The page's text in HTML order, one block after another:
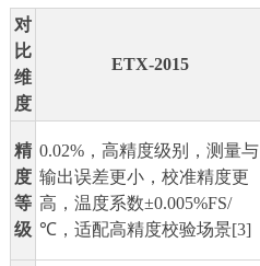
对
比
维
度
ETX-2015
精
度
等
级
0.02%，高精度级别，测量与
输出误差更小，校准精度更
高，温度系数±0.005%FS/
℃，适配高精度校验场景[3]